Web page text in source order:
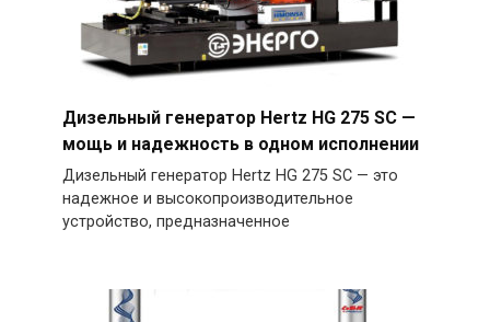
Дизельный генератор Hertz HG 275 SC —
мощь и надежность в одном исполнении
Дизельный генератор Hertz HG 275 SC — это
надежное и высокопроизводительное
устройство, предназначенное